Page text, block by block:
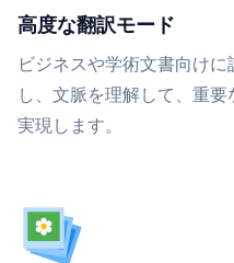
高度な翻訳モード
ビジネスや学術文書向け
し、文脈を理解して、重
実現します。